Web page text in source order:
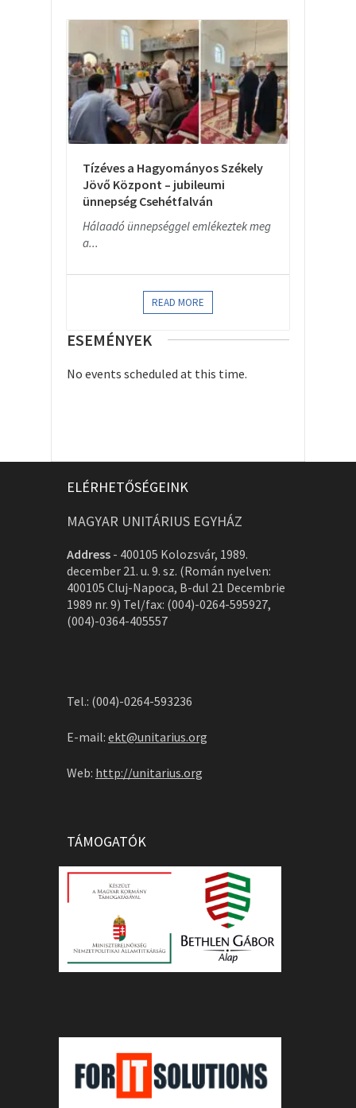
Tízéves a Hagyományos Székely
Jövő Központ – jubileumi
ünnepség Csehétfalván
Hálaadó ünnepséggel emlékeztek meg
a...
READ MORE
ESEMÉNYEK
No events scheduled at this time.
ELÉRHETŐSÉGEINK
MAGYAR UNITÁRIUS EGYHÁZ
Address - 400105 Kolozsvár, 1989.
december 21. u. 9. sz. (Román nyelven:
400105 Cluj-Napoca, B-dul 21 Decembrie
1989 nr. 9) Tel/fax: (004)-0264-595927,
(004)-0364-405557
Tel.: (004)-0264-593236
E-mail: ekt@unitarius.org
Web: http://unitarius.org
TÁMOGATÓK